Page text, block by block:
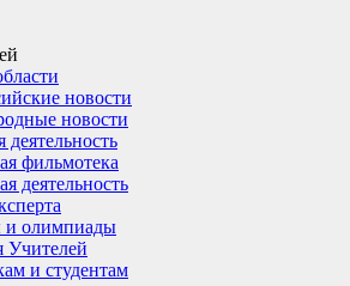
новости
новости
деятельность
фильмотека
деятельность
и олимпиады
Учителей
и студентам